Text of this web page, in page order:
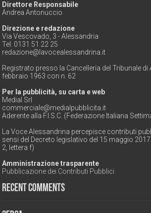
Direttore Responsabile
Andrea Antonuccio
Direzione e redazione
Via Vescovado, 3 - Alessandria
Tel. 0131 51 22 25
redazione@lavocealessandrina.it
Registrato presso la Cancelleria del Tribunale
febbraio 1963 con n. 62
Per la pubblicità, su carta e web
Medial Srl
commerciale@medialpubblicita.it
Aderente alla F.I.S.C. (Federazione Italiana
La Voce Alessandrina percepisce contributi
sensi del Decreto legislativo del 15 maggio
2, lettera f)
Amministrazione trasparente
Pubblicazione dei Contributi Pubblici
Recent Comments